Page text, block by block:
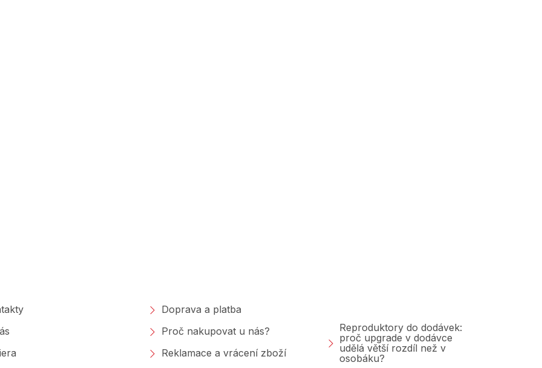
Doprava a platba
Proč nakupovat u nás?
Reklamace a vrácení zboží
Reproduktory do dodávek:
proč upgrade v dodávce
udělá větší rozdíl než v
osobáku?